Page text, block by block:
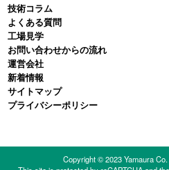
技術コラム
よくある質問
⼯場⾒学
お問い合わせからの流れ
運営会社
新着情報
サイトマップ
プライバシーポリシー
Copyright © 2023 Yamaura